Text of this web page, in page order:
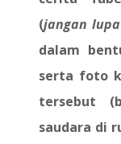
(jangan
dalam
serta foto
tersebut
saudara di